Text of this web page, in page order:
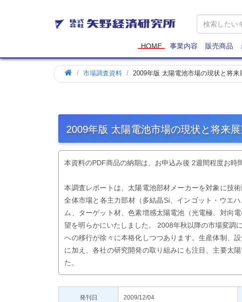
矢
野
研
究
所
HOME 事業内容 販売商品
市場調査資料 2009年版 太陽電池市場の現状と将来
2009年版 太陽電池市場の現状と将来
本資料のPDF商品の納期は、お申込み後 2週間程度お時
本調査レポートは、太陽電池部材メーカーを対象に技
全体市場と各主力部材（多結晶Si、インゴット・ウエ
ム、ターゲット材、色素増感太陽電池（光電極、対向
望を明らかにいたしました。 2008年秋以降の市場変調
への移行が徐々に本格化しつつあります。生産体制、
に加え、各社の研究開発の取り組みにも注目、主要太
た。
発刊日
2009/12/04